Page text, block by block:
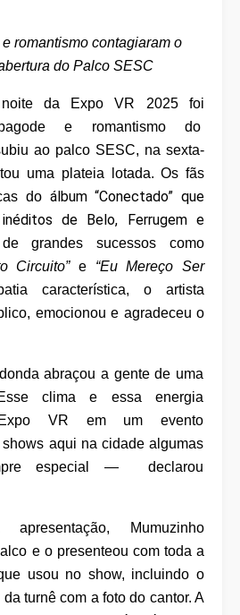
romantismo contagiaram o
do Palco SESC
da Expo VR 2025 foi
e romantismo do
ao palco SESC, na sexta-
uma plateia lotada. Os fãs
do álbum “Conectado” que
de Belo, Ferrugem e
grandes sucessos como
Circuito”e “Eu Mereço Ser
característica, o artista
emocionou e agradeceu o
abraçou a gente de uma
clima e essa energia
VR em um evento
aqui na cidade algumas
especial — declarou
Mumuzinho
e o presenteou com toda a
usou no show, incluindo o
turnê com a foto do cantor. A